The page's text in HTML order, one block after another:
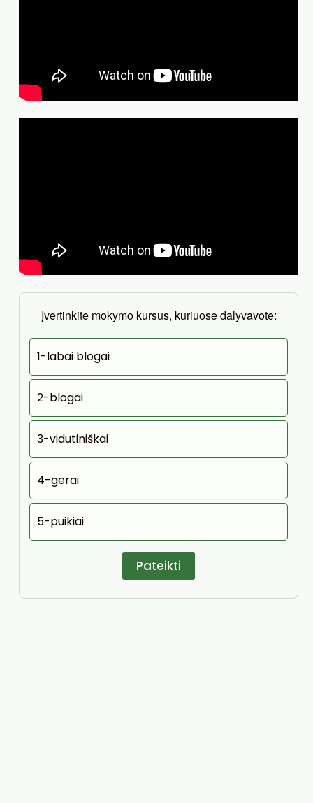
Įvertinkite mokymo kursus, kuriuose dalyvavote:
1-labai blogai
2-blogai
3-vidutiniškai
4-gerai
5-puikiai